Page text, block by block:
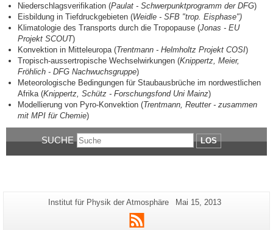
Niederschlagsverifikation (Paulat - Schwerpunktprogramm der DFG)
Eisbildung in Tiefdruckgebieten (Weidle - SFB "trop. Eisphase")
Klimatologie des Transports durch die Tropopause (Jonas - EU
Projekt SCOUT)
Konvektion in Mitteleuropa (Trentmann - Helmholtz Projekt COSI)
Tropisch-aussertropische Wechselwirkungen (Knippertz, Meier,
Fröhlich - DFG Nachwuchsgruppe)
Meteorologische Bedingungen für Staubausbrüche im nordwestlichen
Afrika (Knippertz, Schütz - Forschungsfond Uni Mainz)
Modellierung von Pyro-Konvektion (Trentmann, Reutter - zusammen
mit MPI für Chemie)
SUCHE LOS
Zusätzliche
Informationen
Seiten-
Institut für Physik der Atmosphäre
Letzte
Mai 15, 2013
RSS